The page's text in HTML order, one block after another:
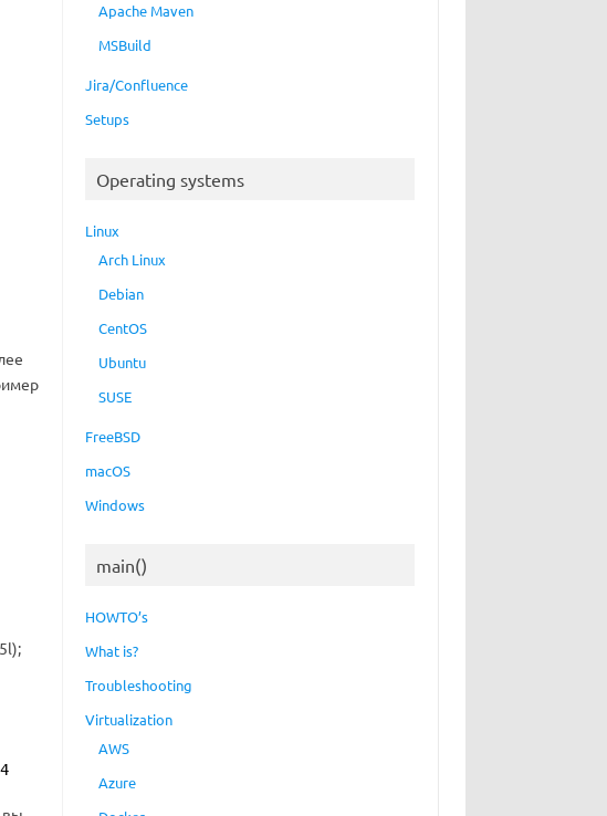
Apache Maven
MSBuild
Jira/Confluence
Setups
Operating systems
Linux
Arch Linux
Debian
CentOS
Ubuntu
SUSE
FreeBSD
macOS
Windows
main()
HOWTO’s
What is?
Troubleshooting
Virtualization
AWS
Azure